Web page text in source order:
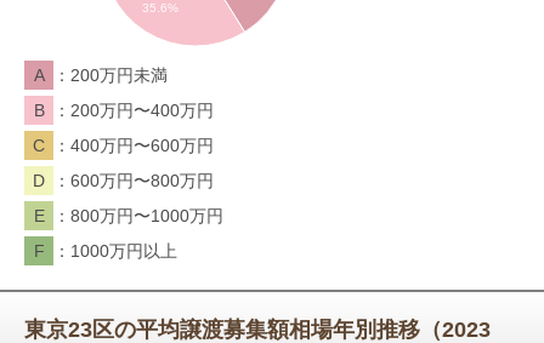
35.6%
A
200万円未満
B
200万円〜400万円
C
400万円〜600万円
D
600万円〜800万円
E
800万円〜1000万円
F
1000万円以上
東京23区の平均譲渡募集額相場年別推移（2023